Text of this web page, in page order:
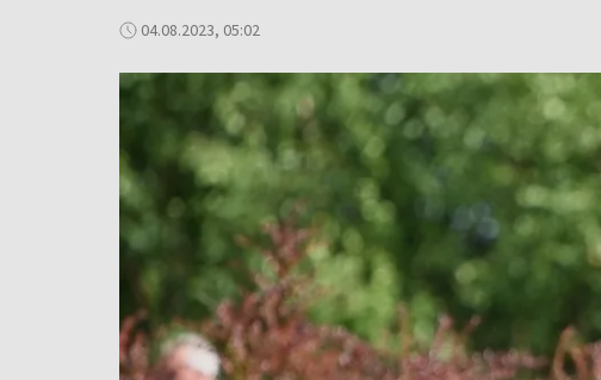
04.08.2023, 05:02